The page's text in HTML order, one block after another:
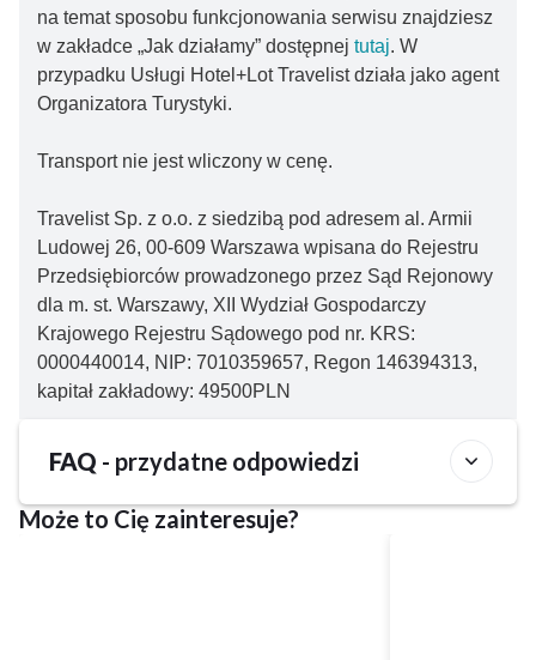
na temat sposobu funkcjonowania serwisu znajdziesz
w zakładce „Jak działamy” dostępnej tutaj. W
przypadku Usługi Hotel+Lot Travelist działa jako agent
Organizatora Turystyki.
Transport nie jest wliczony w cenę.
Travelist Sp. z o.o. z siedzibą pod adresem al. Armii
Ludowej 26, 00-609 Warszawa wpisana do Rejestru
Przedsiębiorców prowadzonego przez Sąd Rejonowy
dla m. st. Warszawy, XII Wydział Gospodarczy
Krajowego Rejestru Sądowego pod nr. KRS:
0000440014, NIP: 7010359657, Regon 146394313,
kapitał zakładowy: 49500PLN
FAQ - przydatne odpowiedzi
Czy obiekt Hotel Leda Spa jest często wybierany
Może to Cię zainteresuje?